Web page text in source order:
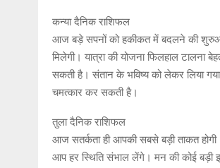
कन्या दैनिक राशिफल
आज बड़े सपनों को हकीकत में बदलने की
मिलेगी। यात्रा की योजना फिलहाल टालना
सकती है। संतान के भविष्य को लेकर लिया
चमत्कार कर सकती है।
तुला दैनिक राशिफल
आज सतर्कता ही आपकी सबसे बड़ी ताकत
आप हर स्थिति संभाल लेंगे। मन की कोई बड़ी